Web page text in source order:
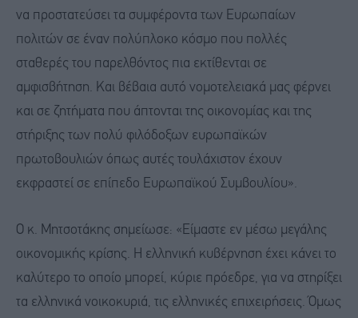
να προστατεύσει τα συμφέροντα των Ευρωπαίων
πολιτών σε έναν πολύπλοκο κόσμο που πολλές
σταθερές του παρελθόντος πια εκτίθενται σε
αμφισβήτηση. Και βέβαια αυτό νομοτελειακά μας φέρνει
και σε ζητήματα που άπτονται της οικονομίας και της
στήριξης των πολύ φιλόδοξων ευρωπαϊκών
πρωτοβουλιών όπως αυτές τουλάχιστον έχουν
εκφραστεί σε επίπεδο Ευρωπαϊκού Συμβουλίου».
Ο κ. Μητσοτάκης σημείωσε: «Είμαστε εν μέσω μεγάλης
οικονομικής κρίσης. Η ελληνική κυβέρνηση έχει κάνει το
καλύτερο το οποίο μπορεί, κύριε πρόεδρε, για να στηρίξει
τα ελληνικά νοικοκυριά, τις ελληνικές επιχειρήσεις. Όμως